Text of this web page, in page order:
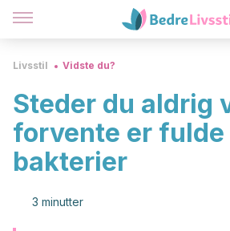
Livsstil Vidste du?
Steder du aldrig
forvente er
bakterier
3 minutter